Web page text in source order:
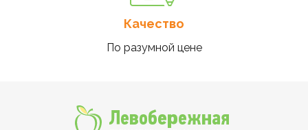
Качество
По разумной цене